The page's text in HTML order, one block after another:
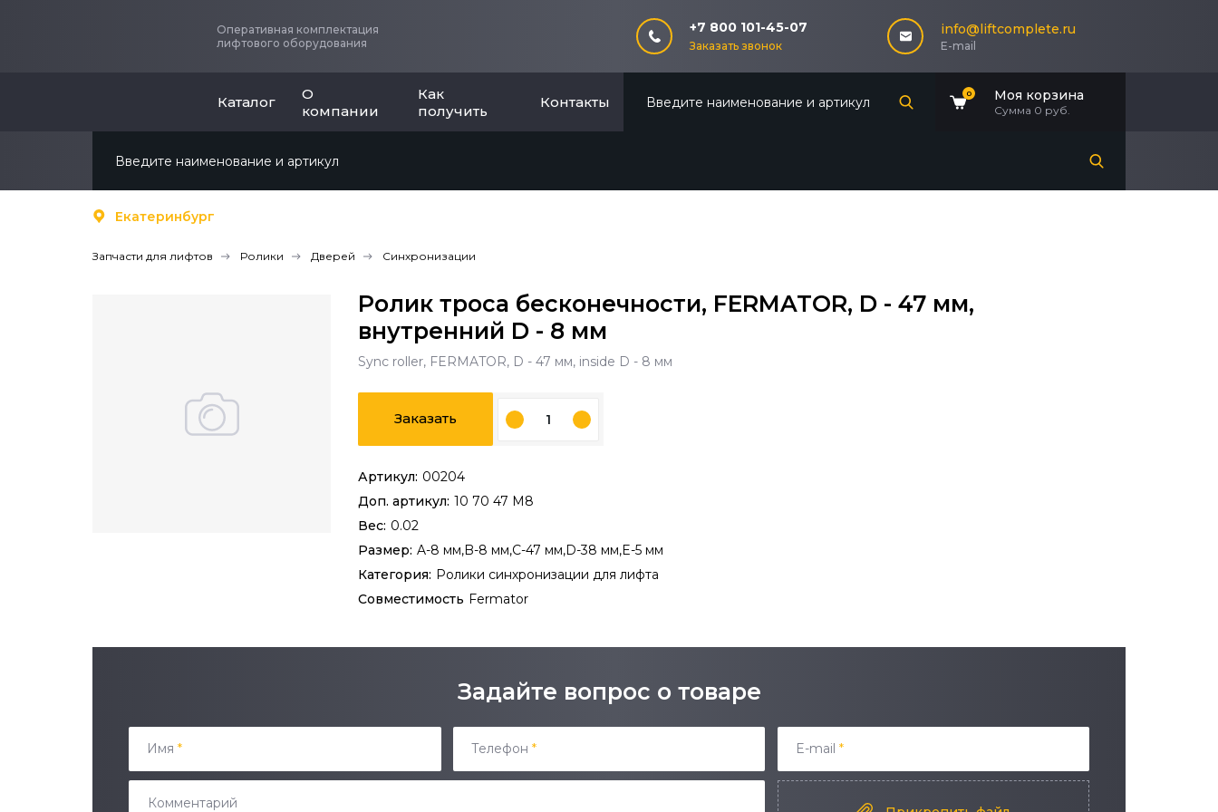
Оперативная комплектация
лифтового оборудования
+7 800 101-45-07
Заказать звонок
info@liftcomplete.ru
E-mail
Каталог
О
компании
Как
получить
Контакты
0 Моя корзина
Сумма 0 руб.
Екатеринбург
Запчасти для лифтов Ролики Дверей Синхронизации
Ролик троса бесконечности, FERMATOR, D - 47 мм,
внутренний D - 8 мм
Sync roller, FERMATOR, D - 47 мм, inside D - 8 мм
Заказать
Артикул: 00204
Доп. артикул: 10 70 47 M8
Вес: 0.02
Размер: A-8 мм,B-8 мм,C-47 мм,D-38 мм,E-5 мм
Категория: Ролики синхронизации для лифта
Совместимость Fermator
Задайте вопрос о товаре
Имя * Телефон * E-mail *